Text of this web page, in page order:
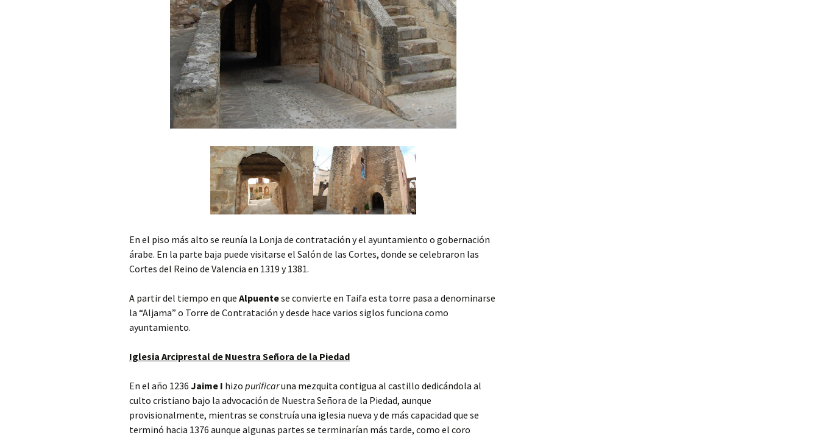
En el piso más alto se reunía la Lonja de contratación y el ayuntamiento o gobernación
árabe. En la parte baja puede visitarse el Salón de las Cortes, donde se celebraron las
Cortes del Reino de Valencia en 1319 y 1381.
A partir del tiempo en que Alpuentese convierte en Taifa esta torre pasa a denominarse
la “Aljama” o Torre de Contratación y desde hace varios siglos funciona como
ayuntamiento.
Iglesia Arciprestal de Nuestra Señora de la Piedad
En el año 1236 Jaime I hizo purificaruna mezquita contigua al castillo dedicándola al
culto cristiano bajo la advocación de Nuestra Señora de la Piedad, aunque
provisionalmente, mientras se construía una iglesia nueva y de más capacidad que se
terminó hacia 1376 aunque algunas partes se terminarían más tarde, como el coro